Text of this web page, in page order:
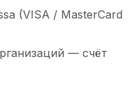
(VISA / MasterCard
— счёт